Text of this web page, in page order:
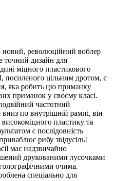
новий, революційний воблер
точний дизайн для
міцного пластикового
посиленого цільним дротом, є
яка робить цю приманку
приманок у своєму класі.
частотний
по внутрішній рампі, він
високоміцного пластику та
є послідовність
рибу звідусіль!
має надзвичайно
друкованими лусочками
очима.
спеціально для